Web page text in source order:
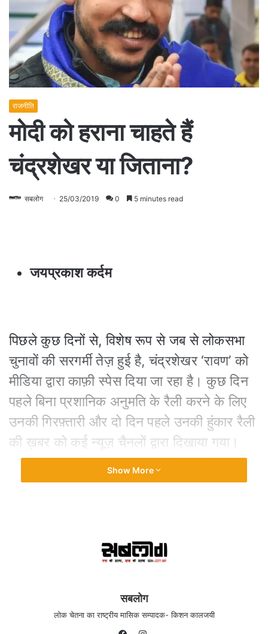
राजनीति
मोदी को हराना चाहते हैं
चंद्रशेखर या जिताना?
सबलोग 25/03/2019 0 5 minutes read
जयप्रकाश कर्दम
पिछले कुछ दिनों से, विशेष रूप से जब से लोकसभा
चुनावों की सरगर्मी तेज़ हुई है, चंद्रशेखर ‘रावण’ को
मीडिया द्वारा काफ़ी स्पेस दिया जा रहा है। कुछ दिन
पहले बिना प्रशानिक अनुमति के रैली करने के लिए
उनकी गिरफ़्तारी और दो दिन पहले उनकी हुंकार रैली
की ख़बर को कई न्यूज़ चैनलों द्वारा दिखाया गया।
अब वाराणसी से उनके चुनाव लड़ने की घोषणा को
कई राष्ट्रीय समाचार-पत्रों द्वारा प्रमुखता से
विभिन्न क्षेत्रों में महत्वपूर्ण भूमिका निभाने वाले दलित-
बहुजन समाज की सभी प्रमुख हस्तियों को देश के
का स्वरूप लोकतांत्रिक बनेगा तथा समाज और
राष्ट्र के लोकतांत्रिक बनाने की दिशा में उसका यह
Show More
सबलोग
लोक चेतना का राष्ट्रीय मासिक सम्पादक- किशन कालजयी